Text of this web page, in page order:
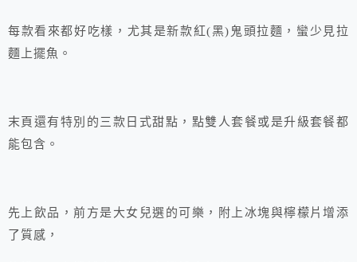
每款看來都好吃樣，尤其是新款紅(黑)鬼頭拉麵，蠻少見拉
麵上擺魚。
末頁還有特別的三款日式甜點，點雙人套餐或是升級套餐都
能包含。
先上飲品，前方是大女兒選的可樂，附上冰塊與檸檬片增添
了質感，